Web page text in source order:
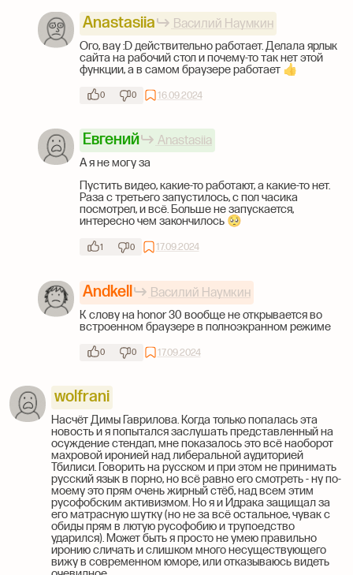
Anastasiia
Василий Наумкин
Ого, вау :D действительно работает. Делала ярлык
сайта на рабочий стол и почему-то так нет этой
функции, а в самом браузере работает 👍
0 0 16.09.2024
Евгений
Anastasiia
А я не могу за
Пустить видео, какие-то работают, а какие-то нет.
Раза с третьего запустилось, с пол часика
посмотрел, и всё. Больше не запускается,
интересно чем закончилось 🥺
1 0 17.09.2024
Andkell
Василий Наумкин
К слову на honor 30 вообще не открывается во
встроенном браузере в полноэкранном режиме
0 0 17.09.2024
wolfrani
Насчёт Димы Гаврилова. Когда только попалась эта
новость и я попытался заслушать представленный на
осуждение стендап, мне показалось это всё наоборот
махровой иронией над либеральной аудиторией
Тбилиси. Говорить на русском и при этом не принимать
русский язык в порно, но всё равно его смотреть - ну по-
моему это прям очень жирный стёб, над всем этим
русофобским активизмом. Но я и Идрака защищал за
его матрасную шутку (но не за всё остальное, чувак с
обиды прям в лютую русофобию и трупоедство
ударился). Может быть я просто не умею правильно
иронию сличать и слишком много несуществующего
вижу в современном юморе, или отказываюсь видеть